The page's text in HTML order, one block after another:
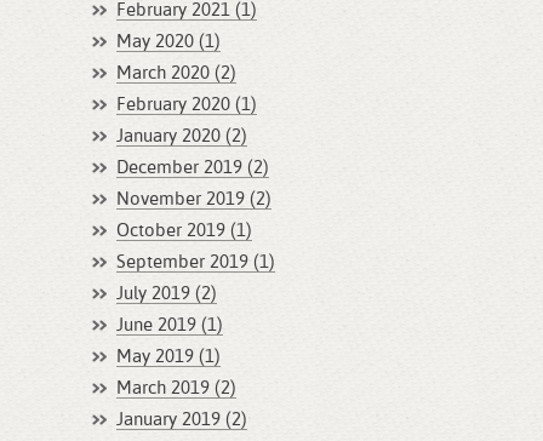
February 2021 (1)
May 2020 (1)
March 2020 (2)
February 2020 (1)
January 2020 (2)
December 2019 (2)
November 2019 (2)
October 2019 (1)
September 2019 (1)
July 2019 (2)
June 2019 (1)
May 2019 (1)
March 2019 (2)
January 2019 (2)